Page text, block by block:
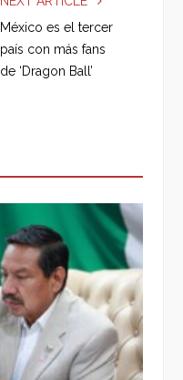
o
k
r
+
I
n
México es el tercer
país con más fans
de ‘Dragon Ball’